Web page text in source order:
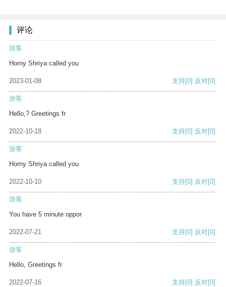
评论
游客
Horny Shriya called you
2023-01-08 支持[0] 反对[0]
游客
Hello,? Greetings fr
2022-10-18 支持[0] 反对[0]
游客
Horny Shriya called you
2022-10-10 支持[0] 反对[0]
游客
You have 5 minute oppor
2022-07-21 支持[0] 反对[0]
游客
Hello, Greetings fr
2022-07-16 支持[0] 反对[0]